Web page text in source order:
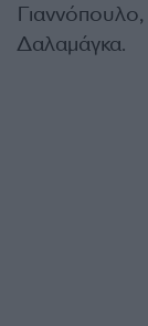
Δαλαμάγκα.